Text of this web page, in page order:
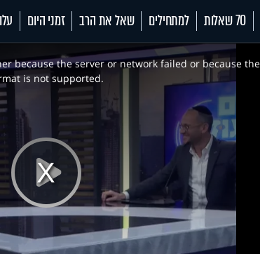
70 שאלות למתחילים שאל את הרב זמני היום
Play
because the server or network failed or because the
is not supported.